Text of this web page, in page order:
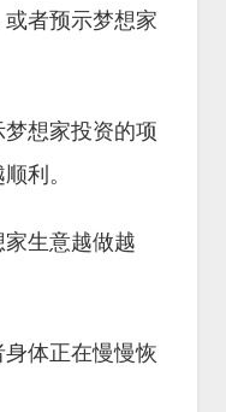
者预示梦想家
想家投资的项
利。
生意越做越
体正在慢慢恢